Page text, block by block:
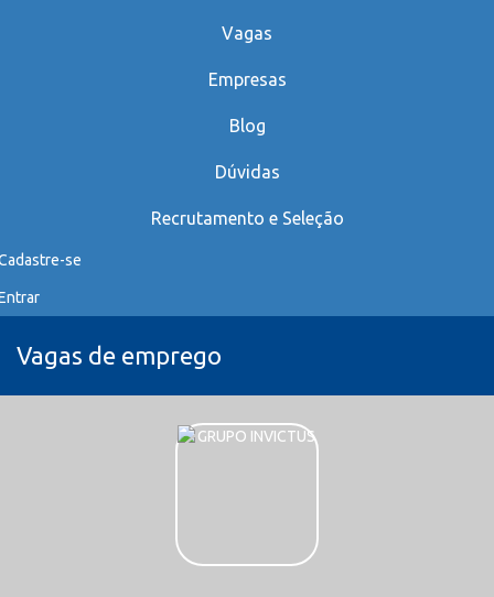
Vagas
Empresas
Blog
Dúvidas
Recrutamento e Seleção
se
Vagas de emprego